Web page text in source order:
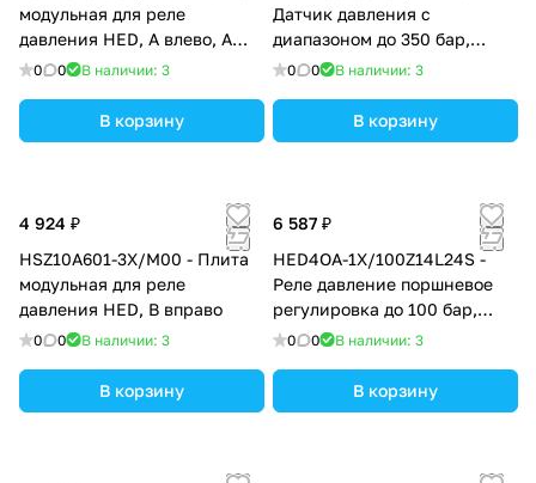
модульная для реле
давления HED, А влево, А
вправо
0 0 В наличии: 3
В корзину
Датчик давления с
диапазоном до 350 бар,
присоединительной
выходным аналоговым
сигналом 4-20 мА, точность
0 0 В наличии: 3
В корзину
4 924 ₽
HSZ10A601-3X/M00 - Плита
модульная для реле
давления HED, B вправо
0 0 В наличии: 3
В корзину
6 587 ₽
HED4OA-1X/100Z14L24S -
Реле давление поршневое
регулировка до 100 бар,
монтаж трубный
0 0 В наличии: 3
В корзину